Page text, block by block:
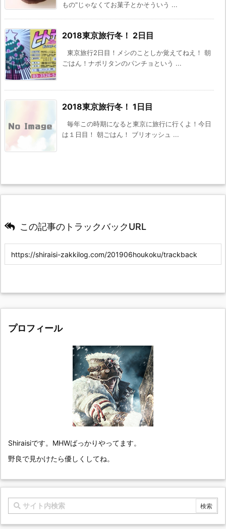
もの"じゃなくてお菓子とかそういう ...
2018東京旅行冬！ 2日目
東京旅行2日目！メシのことしか覚えてねえ！ 朝
ごはん！ナポリタンのパンチョという ...
2018東京旅行冬！ 1日目
毎年この時期になると東京に旅行に行くよ！今日
は１日目！ 朝ごはん！ ブリオッシュ ...
この記事のトラックバックURL
プロフィール
Shiraisiです。MHWばっかりやってます。
野良で見かけたら優しくしてね。